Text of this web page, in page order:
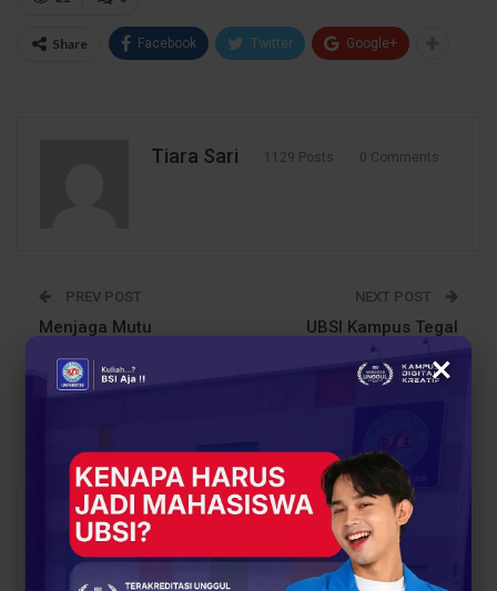
Share Facebook Twitter Google+
Tiara Sari 1129 Posts 0 Comments
PREV POST
Menjaga Mutu
Kampus Solo Jalani
Asesmen Akreditasi
NEXT POST
UBSI Kampus Tegal
Hadirkan Praktisi
Industri dalam Pelatihan
You Might Also Like
×